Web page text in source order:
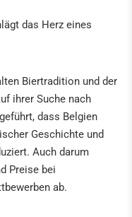
das Herz eines
Biertradition und der
ihrer Suche nach
dass Belgien
Geschichte und
Auch darum
Preise bei
ab.